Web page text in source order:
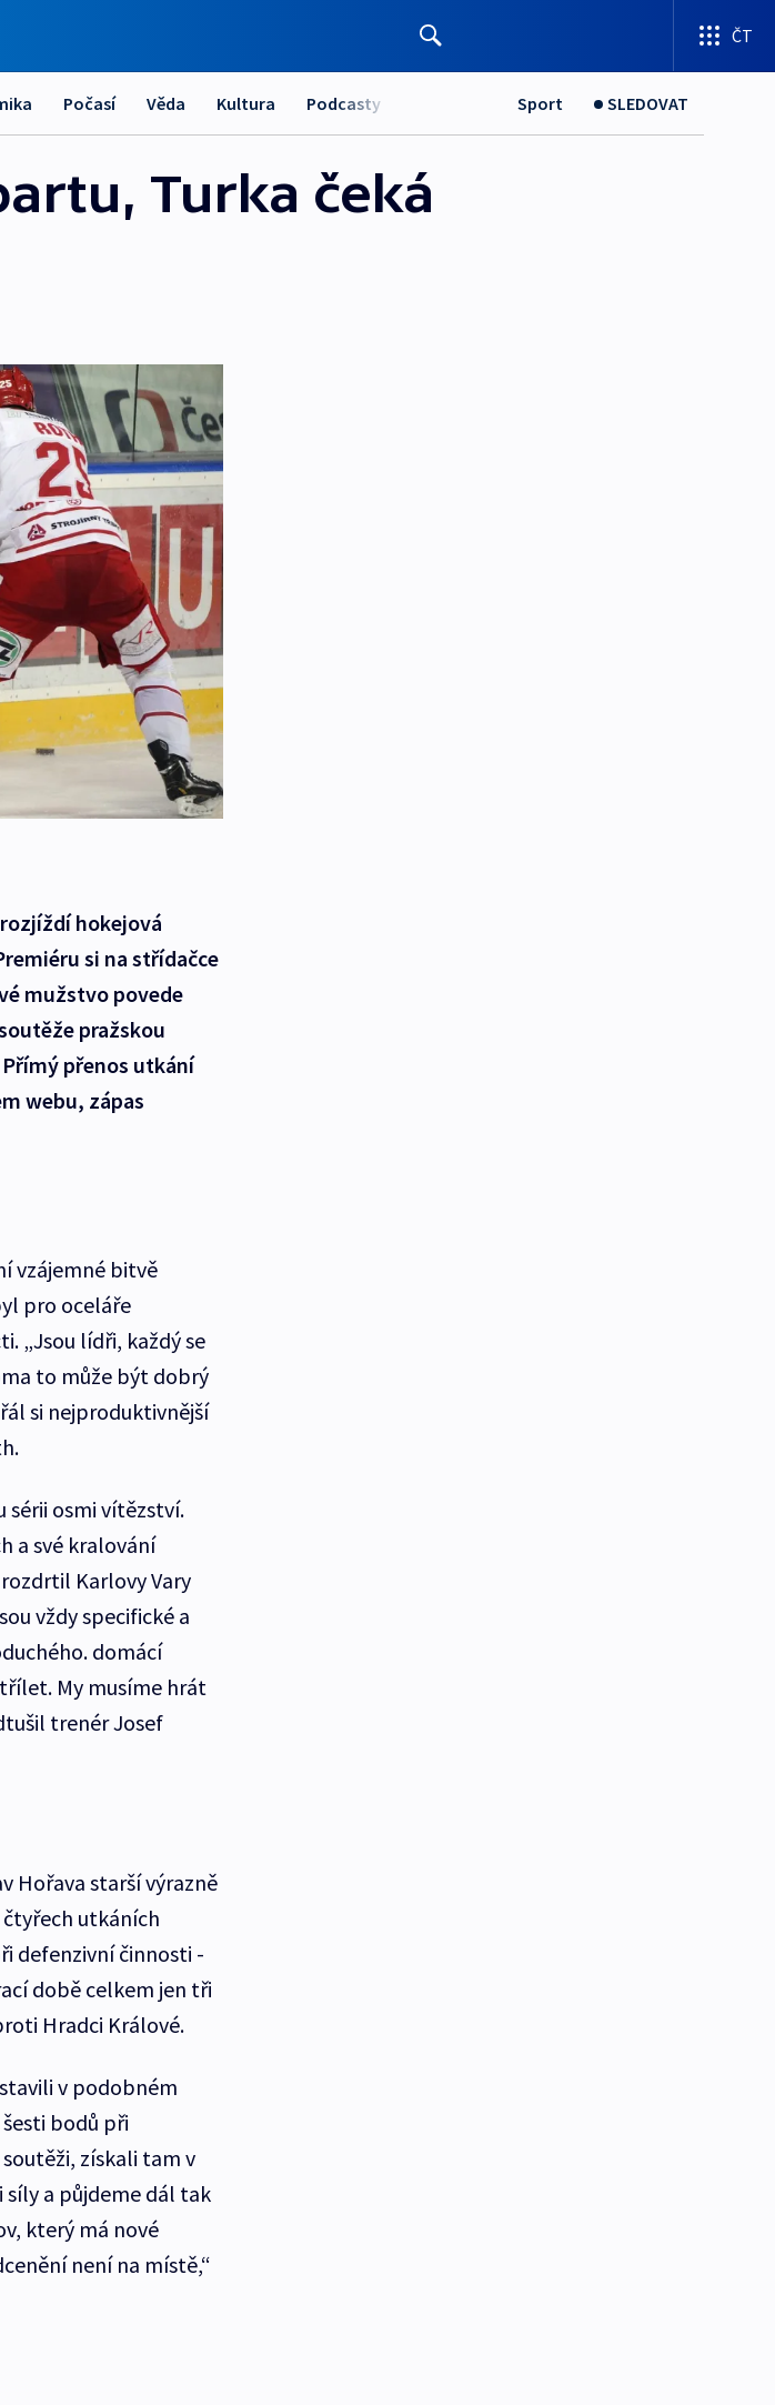
ČT
Počasí Věda Kultura Podcasty Sport SLEDOVAT
Turka čeká
hokejová
si na střídačce
mužstvo povede
pražskou
přenos utkání
webu, zápas
vzájemné bitvě
pro oceláře
„Jsou lídři, každý se
to může být dobrý
si nejproduktivnější
sérii osmi vítězství.
a své kralování
Karlovy Vary
vždy specifické a
domácí
My musíme hrát
trenér Josef
Hořava starší výrazně
utkáních
defenzivní činnosti -
době celkem jen tři
Hradci Králové.
v podobném
bodů při
získali tam v
síly a půjdeme dál tak
který má nové
není na místě,“